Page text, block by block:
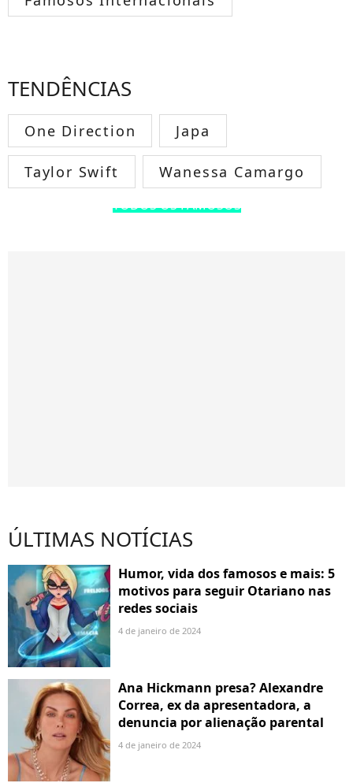
TENDÊNCIAS
One Direction Japa
Taylor Swift Wanessa Camargo
TODOS OS FAMOSOS
ÚLTIMAS NOTÍCIAS
Humor, vida dos famosos e mais: 5
motivos para seguir Otariano nas
redes sociais
4 de janeiro de 2024
Ana Hickmann presa? Alexandre
Correa, ex da apresentadora, a
denuncia por alienação parental
4 de janeiro de 2024